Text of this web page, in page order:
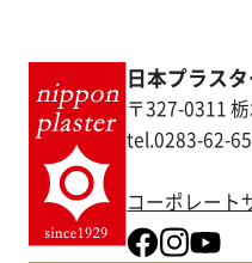
日本プラス
〒327-0311
tel.0283-62-
コーポレート